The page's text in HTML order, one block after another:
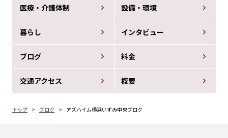
医療・介護体制 設備・環境
暮らし インタビュー
ブログ 料金
交通アクセス 概要
トップ ブログ アズハイム横浜いずみ中央ブログ